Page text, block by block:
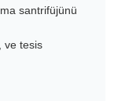
santrifüjünü
ve tesis